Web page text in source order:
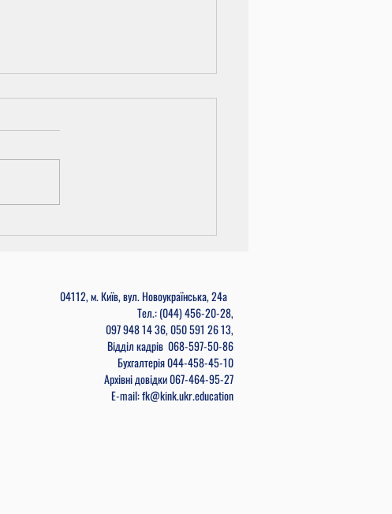
04112, м. Київ, вул. Новоукраїнська, 24а
Тел.: (044) 456-20-28,
097 948 14 36, 050 591 26 13,
Відділ кадрів 068-597-50-86
Бухгалтерія044-458-45-10
Архівні довідки 067-464-95-27
E-mail: fk@kink.ukr.education